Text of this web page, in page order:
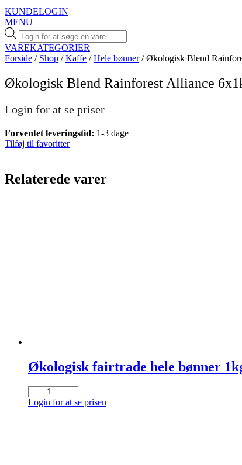
KUNDELOGIN
MENU
Products
search
VAREKATEGORIER
Forside / Shop /Kaffe /Hele bønner/ Økologisk Blend
Økologisk Blend Rainforest Alliance
Login for at se priser
Forventet leveringstid: 1-3 dage
Tilføj til favoritter
Relaterede varer
Økologisk fairtrade hele bønner
Økologisk
fairtrade
Login for at se prisen